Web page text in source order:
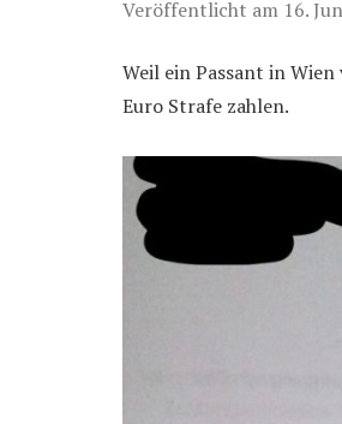
Veröffentlicht am 16.
Weil ein Passant in
Euro Strafe zahlen.